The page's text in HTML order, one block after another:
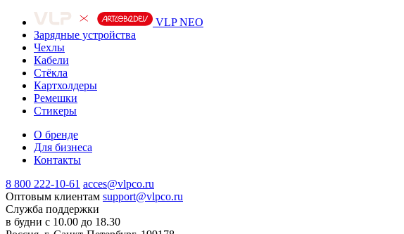
VLP NEO
Зарядные устройства
Чехлы
Кабели
Cтёкла
Картхолдеры
Ремешки
Стикеры
О бренде
Для бизнеса
Контакты
8 800 222-10-61 acces@vlpco.ru
Оптовым клиентам support@vlpco.ru
Служба поддержки
в будни с 10.00 до 18.30